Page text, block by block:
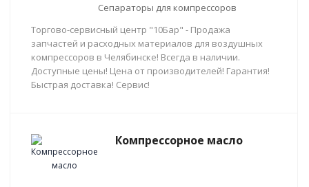
Сепараторы для компрессоров
Торгово-сервисный центр "10Бар" - Продажа
запчастей и расходных материалов для воздушных
компрессоров в Челябинске! Всегда в наличии.
Доступные цены! Цена от производителей! Гарантия!
Быстрая доставка! Сервис!
Компрессорное масло